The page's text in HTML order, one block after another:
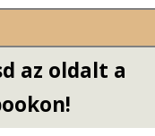
az oldalt a